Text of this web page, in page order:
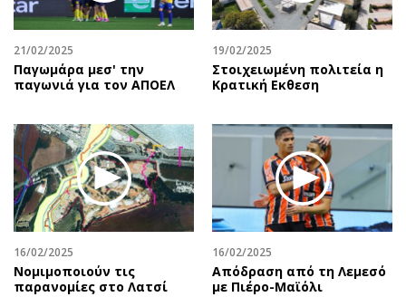
Περιβάλλον
Ελλάδα
Κόσμος
Παράξενα
Σινεμά
Θέατρο-Χορός
Μουσική
Εικαστικά
Χειρόγραφα
Ταξίδια
Συνταγές
Έξοδος
Media
Wine routes
Podcasts
Προσφορές
Επιστολές
21/02/2025
Παγωμάρα μεσ' την
παγωνιά για τον ΑΠΟΕΛ
19/02/2025
Στοιχειωμένη πολιτεία η
Κρατική Eκθεση
16/02/2025
Νομιμοποιούν τις
παρανομίες στο Λατσί
16/02/2025
Απόδραση από τη Λεμεσό
με Πιέρο-Μαϊόλι